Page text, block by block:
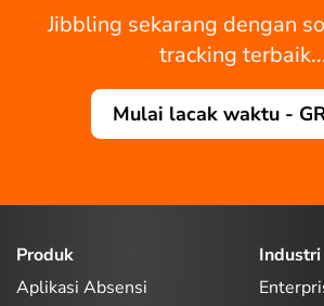
Jibbling sekarang dengan
tracking
Mulai lacak waktu -
Produk
Aplikasi Absensi
Industri